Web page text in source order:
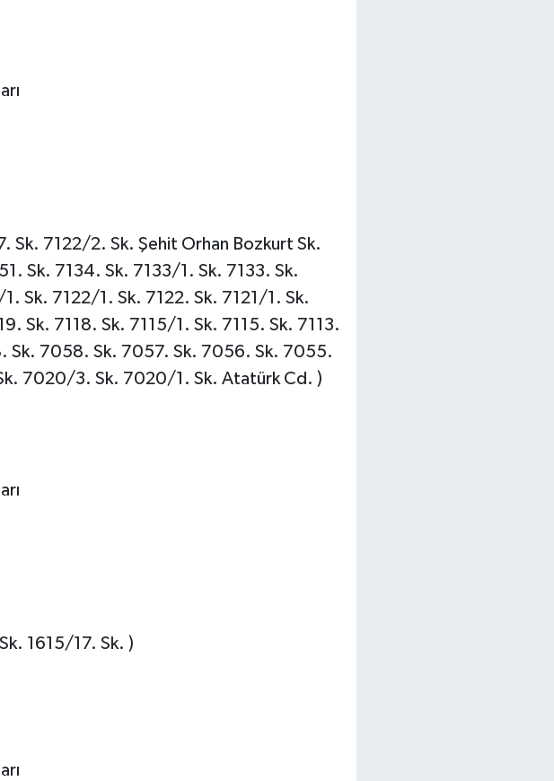
Sk. 7122/2. Sk. Şehit Orhan Bozkurt Sk.
Sk. 7134. Sk. 7133/1. Sk. 7133. Sk.
Sk. 7122/1. Sk. 7122. Sk. 7121/1. Sk.
Sk. 7118. Sk. 7115/1. Sk. 7115. Sk. 7113.
7058. Sk. 7057. Sk. 7056. Sk. 7055.
7020/3. Sk. 7020/1. Sk. Atatürk Cd. )
1615/17. Sk. )